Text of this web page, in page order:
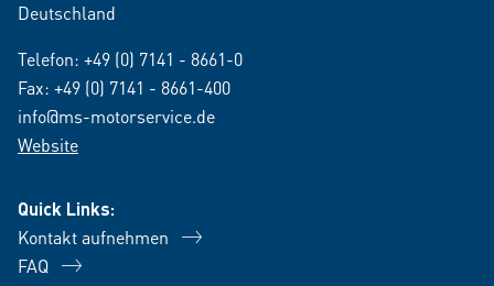
Deutschland
Telefon: +49 (0) 7141 - 8661-0
Fax: +49 (0) 7141 - 8661-400
info@ms-motorservice.de
Website
Quick Links:
Kontakt aufnehmen
FAQ